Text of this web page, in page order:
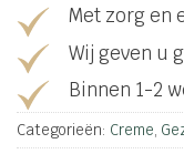
Met zorg en
Wij geven u
Binnen 1-2
Categorieën: Creme,